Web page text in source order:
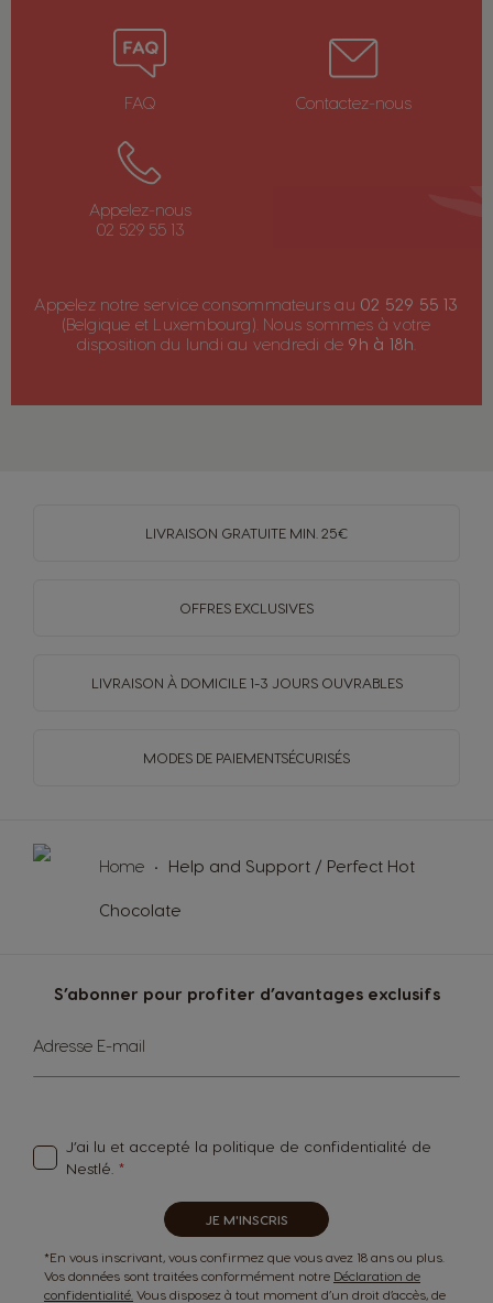
FAQ Contactez-nous
Appelez-nous
02 529 55 13
Appelez notre service consommateurs au 02 529 55 13
(Belgique et Luxembourg). Nous sommes à votre
disposition du lundi au vendredi de 9h à 18h
LIVRAISON GRATUITE MIN. 25€
OFFRES EXCLUSIVES
LIVRAISON À DOMICILE 1-3 JOURS OUVRABLES
MODES DE PAIEMENTSÉCURISÉS
Home Help and Support / Perfect Hot
Chocolate
S’abonner pour profiter d’avantages exclusifs
Up
Adresse E-mail
J’ai lu et accepté la politique de confidentialité de
Nestlé.
JE M'INSCRIS
*En vous inscrivant, vous confirmez que vous avez 18 ans ou plus.
Vos données sont traitées conformément notre Déclaration de
confidentialité. Vous disposez à tout moment d’un droit d’accès, de